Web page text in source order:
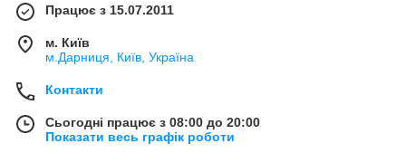
Працює з 15.07.2011
м. Київ
м.Дарниця, Київ, Україна
Контакти
Сьогодні працює з 08:00 до 20:00
Показати весь графік роботи